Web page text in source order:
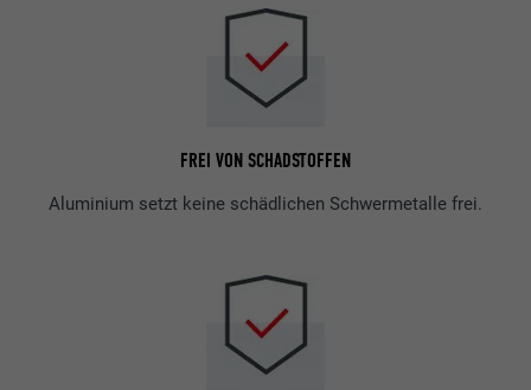
FREI VON SCHADSTOFFEN
Aluminium setzt keine schädlichen Schwermetalle frei.